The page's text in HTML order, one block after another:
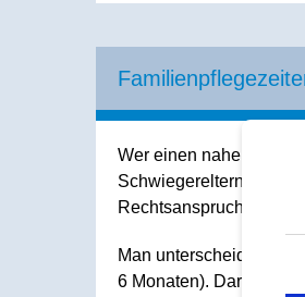
Wer einen nahen
Schwiegereltern) in
Rechtsanspruch auf
Man unterscheidet hier
6 Monaten). Darüber